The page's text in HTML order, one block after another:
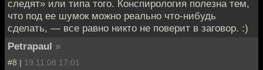
следят» или типа того. Конспирология полезна тем,
что под ее шумок можно реально что-нибудь
сделать, — все равно никто не поверит в заговор. :)
Petrapaul »
#8 | 19.11.08 17:01